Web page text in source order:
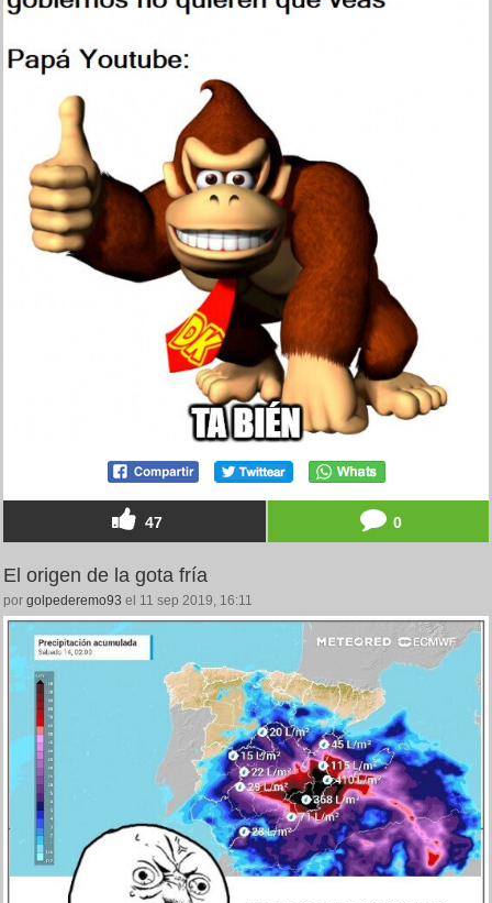
47 0
El origen de la gota fría
por golpederemo93 el 11 sep 2019, 16:11